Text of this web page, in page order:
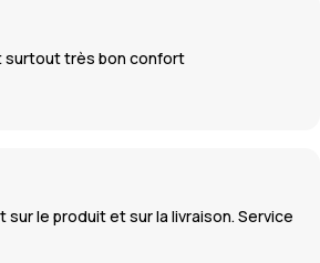
surtout très bon confort
sur le produit et sur la livraison. Service